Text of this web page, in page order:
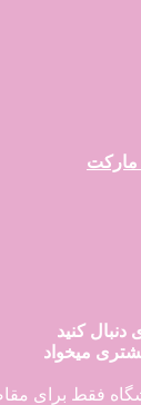
مارکت
کنید
میخواد
فقط برای